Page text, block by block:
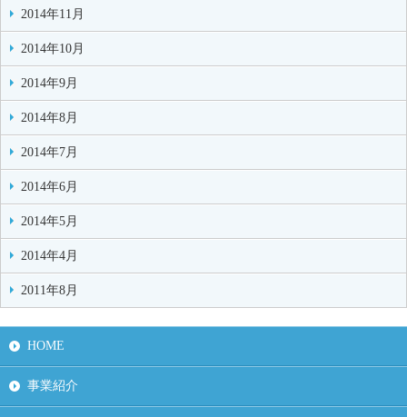
2014年11月
2014年10月
2014年9月
2014年8月
2014年7月
2014年6月
2014年5月
2014年4月
2011年8月
HOME
事業紹介